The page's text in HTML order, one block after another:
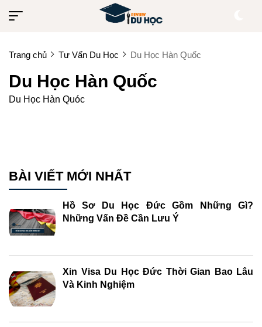
Trang chủ Tư Vấn Du Học Du Học Hàn Quốc
Du Học Hàn Quốc
Du Học Hàn Quóc
BÀI VIẾT MỚI NHẤT
Hồ Sơ Du Học Đức Gồm Những Gì?
Những Vấn Đề Cần Lưu Ý
Xin Visa Du Học Đức Thời Gian Bao Lâu
Và Kinh Nghiệm